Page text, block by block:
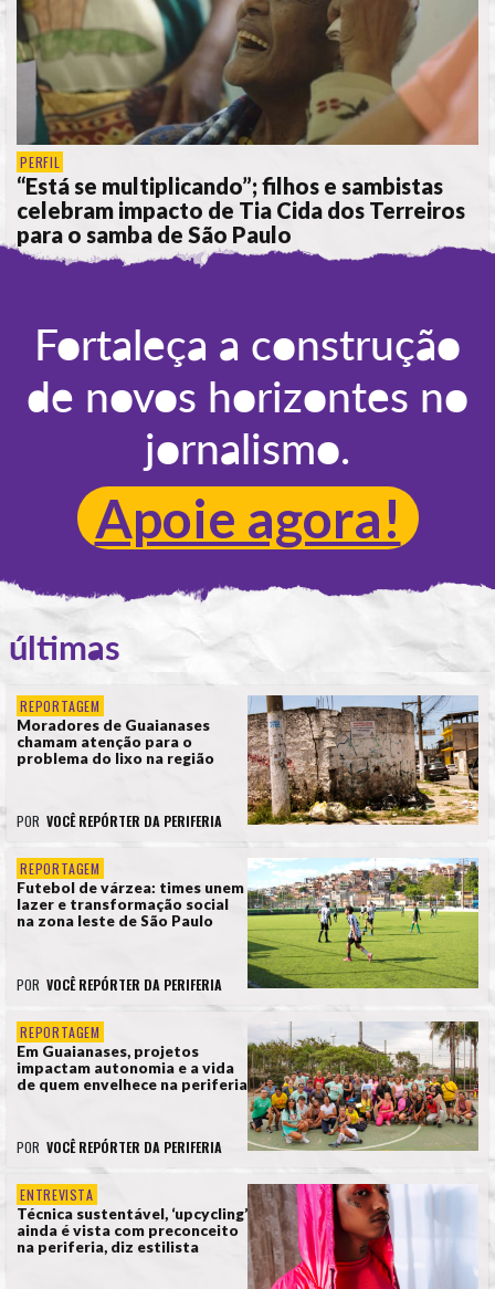
PERFIL
“Está se multiplicando”; filhos e sambistas
celebram impacto de Tia Cida dos Terreiros
para o samba de São Paulo
Fortaleça a construção
de novos horizontes no
jornalismo.
Apoie agora!
últimas
REPORTAGEM
Moradores de Guaianases
chamam atenção para o
problema do lixo na região
POR VOCÊ REPÓRTER DA PERIFERIA
REPORTAGEM
Futebol de várzea: times unem
lazer e transformação social
na zona leste de São Paulo
POR VOCÊ REPÓRTER DA PERIFERIA
REPORTAGEM
Em Guaianases, projetos
impactam autonomia e a vida
de quem envelhece na periferia
POR VOCÊ REPÓRTER DA PERIFERIA
ENTREVISTA
Técnica sustentável, ‘upcycling’
ainda é vista com preconceito
na periferia, diz estilista